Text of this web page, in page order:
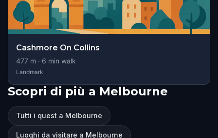
Cashmore On Collins
477 m · 6 min walk
Landmark
Scopri di più a Melbourne
Tutti i quest a Melbourne
Luoghi da visitare a Melbourne